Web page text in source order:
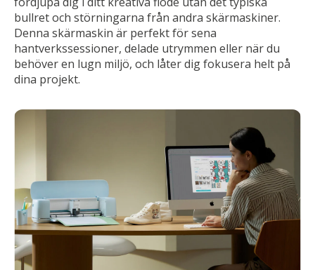
bullret och störningarna från andra skärmaskiner.
Denna skärmaskin är perfekt för sena
hantverkssessioner, delade utrymmen eller när du
behöver en lugn miljö, och låter dig fokusera helt på
dina projekt.